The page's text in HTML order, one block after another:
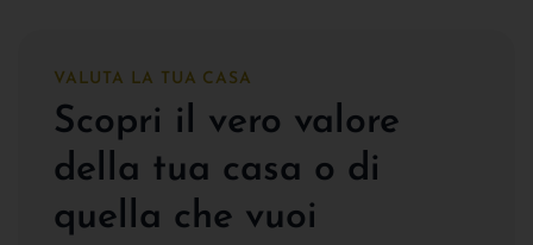
VALUTA LA TUA CASA
Scopri il vero valore
della tua casa o di
quella che vuoi